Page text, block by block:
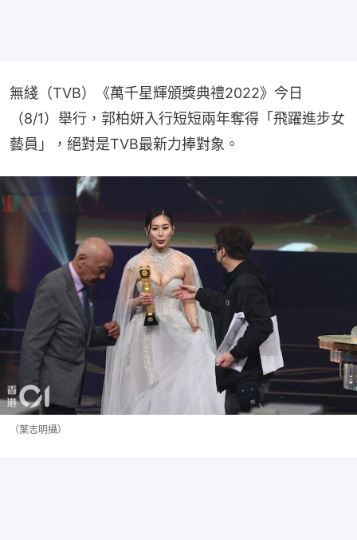
無綫（TVB）《萬千星輝頒獎典禮2022》今日
（8/1）舉行，郭柏妍入行短短兩年奪得「飛躍進步女
藝員」，絕對是TVB最新力捧對象。
（葉志明攝）